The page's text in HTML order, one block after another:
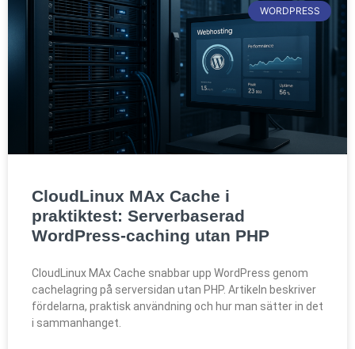
WORDPRESS
CloudLinux MAx Cache i
praktiktest: Serverbaserad
WordPress-caching utan PHP
CloudLinux MAx Cache snabbar upp WordPress genom
cachelagring på serversidan utan PHP. Artikeln beskriver
fördelarna, praktisk användning och hur man sätter in det
i sammanhanget.